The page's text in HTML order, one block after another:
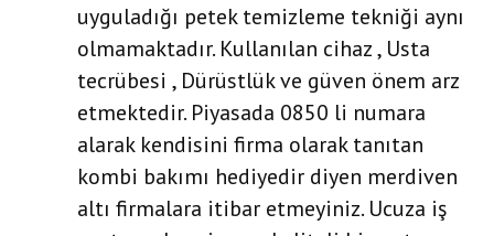
uyguladığı petek temizleme tekniği aynı
olmamaktadır. Kullanılan cihaz , Usta
tecrübesi , Dürüstlük ve güven önem arz
etmektedir. Piyasada 0850 li numara
alarak kendisini firma olarak tanıtan
kombi bakımı hediyedir diyen merdiven
altı firmalara itibar etmeyiniz. Ucuza iş